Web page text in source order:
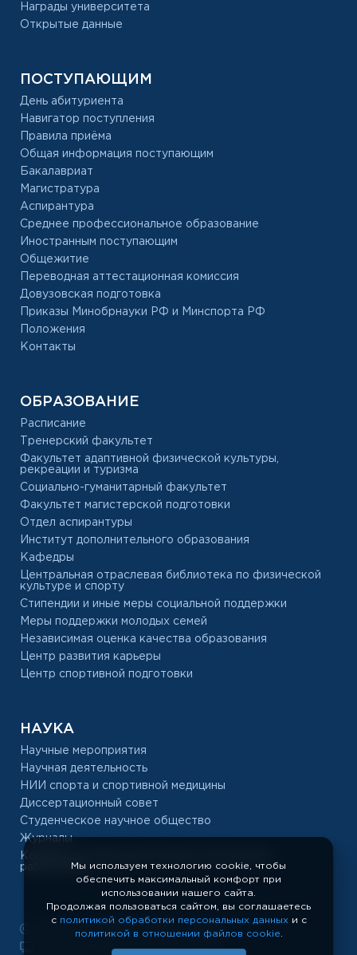
Награды университета
Открытые данные
ПОСТУПАЮЩИМ
День абитуриента
Навигатор поступления
Правила приёма
Общая информация поступающим
Бакалавриат
Магистратура
Аспирантура
Среднее профессиональное образование
Иностранным поступающим
Общежитие
Переводная аттестационная комиссия
Довузовская подготовка
Приказы Минобрнауки РФ и Минспорта РФ
Положения
Контакты
ОБРАЗОВАНИЕ
Расписание
Тренерский факультет
Факультет адаптивной физической культуры,
рекреации и туризма
Социально-гуманитарный факультет
Факультет магистерской подготовки
Отдел аспирантуры
Институт дополнительного образования
Кафедры
Центральная отраслевая библиотека по физической
культуре и спорту
Стипендии и иные меры социальной поддержки
Меры поддержки молодых семей
Независимая оценка качества образования
Центр развития карьеры
Центр спортивной подготовки
НАУКА
Научные мероприятия
Научная деятельность
НИИ спорта и спортивной медицины
Диссертационный совет
Студенческое научное общество
Журналы
Конкурс на замещение должностей научных
работников
РУС «ГЦОЛИФК», 1918 — 2026
Показать полную версию сайта
Мы используем технологию cookie, чтобы
обеспечить максимальный комфорт при
использовании нашего сайта.
Продолжая пользоваться сайтом, вы соглашаетесь
с политикой обработки персональных данных и с
политикой в отношении файлов cookie